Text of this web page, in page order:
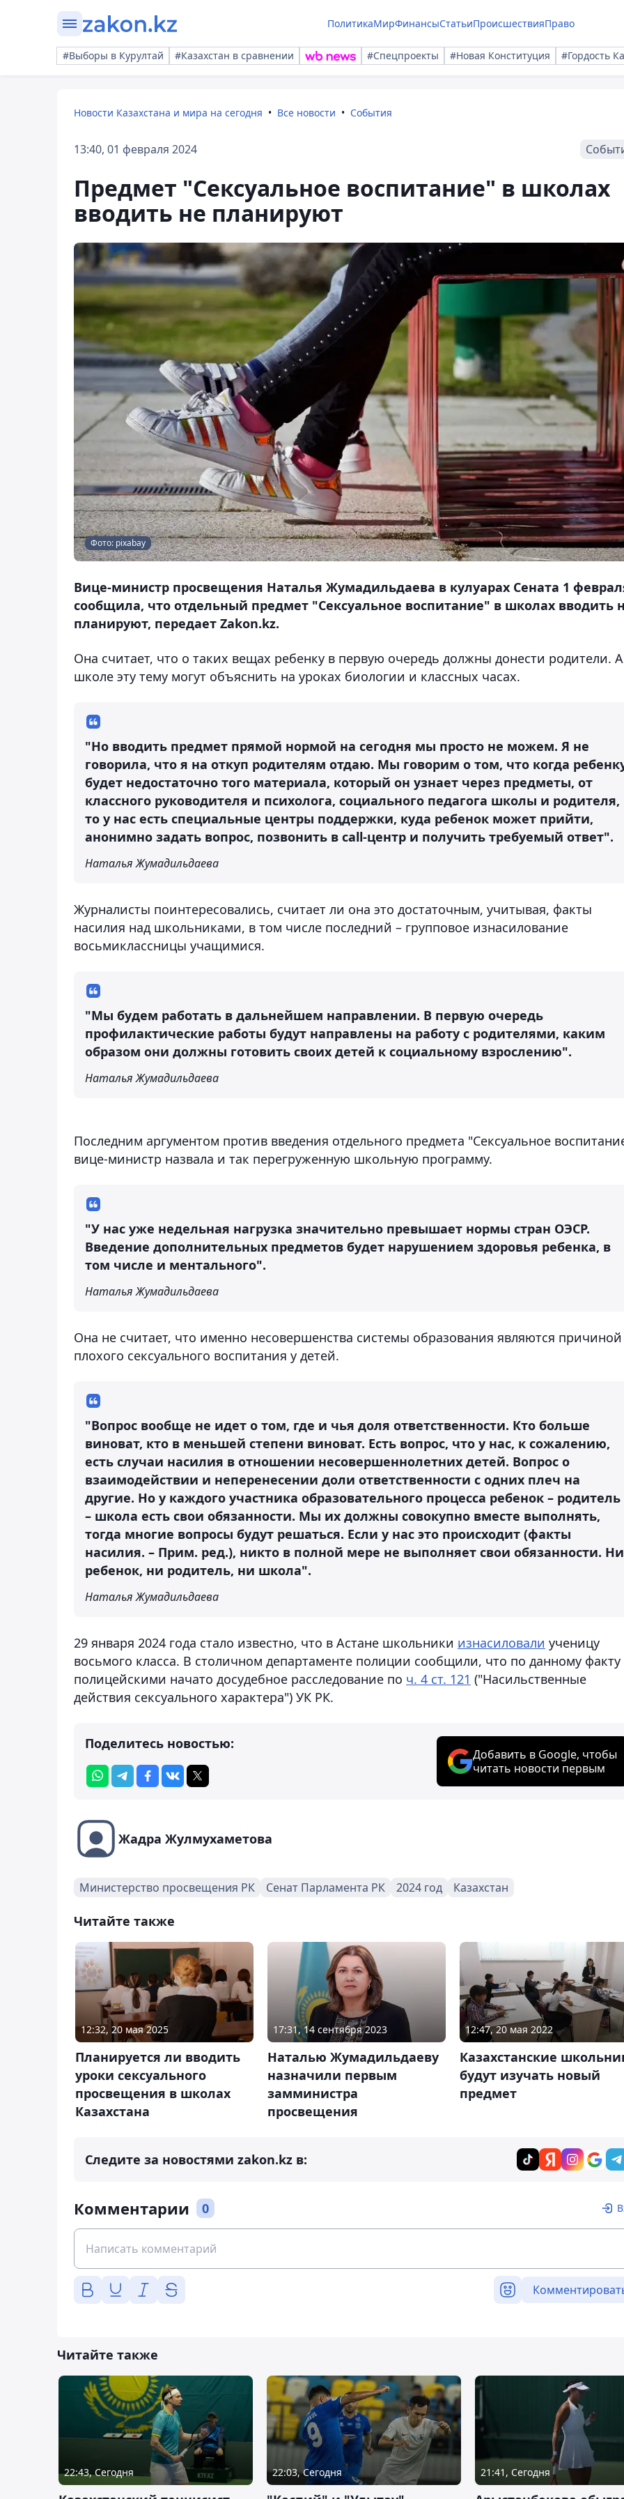
ПолитикаМирФинансыСтатьиПроисшествияПраво
#Выборы в Курултай #Казахстан в сравнении #Спецпроекты #Новая Конституция #Гордость
Новости Казахстана и мира на сегодня Все новости События
13:40, 01 февраля 2024
Предмет "Сексуальное воспитание" в школах
вводить не планируют
Фото: pixabay
Вице-министр просвещения Наталья Жумадильдаева в кулуарах Сената 1
сообщила, что отдельный предмет "Сексуальное воспитание" в школах вводить
планируют, передает Zakon.kz.
Она считает, что о таких вещах ребенку в первую очередь должны донести родители.
школе эту тему могут объяснить на уроках биологии и классных часах.
"Но вводить предмет прямой нормой на сегодня мы просто не можем. Я не
говорила, что я на откуп родителям отдаю. Мы говорим о том, что когда
будет недостаточно того материала, который он узнает через предметы, от
классного руководителя и психолога, социального педагога школы и родителя,
то у нас есть специальные центры поддержки, куда ребенок может прийти,
анонимно задать вопрос, позвонить в call-центр и получить требуемый ответ".
Наталья Жумадильдаева
Журналисты поинтересовались, считает ли она это достаточным, учитывая, факты
насилия над школьниками, в том числе последний – групповое изнасилование
восьмиклассницы учащимися.
"Мы будем работать в дальнейшем направлении. В первую очередь
профилактические работы будут направлены на работу с родителями, каким
образом они должны готовить своих детей к социальному взрослению".
Наталья Жумадильдаева
Последним аргументом против введения отдельного предмета "Сексуальное
вице-министр назвала и так перегруженную школьную программу.
"У нас уже недельная нагрузка значительно превышает нормы стран ОЭСР.
Введение дополнительных предметов будет нарушением здоровья ребенка, в
том числе и ментального".
Наталья Жумадильдаева
Она не считает, что именно несовершенства системы образования являются причиной
плохого сексуального воспитания у детей.
"Вопрос вообще не идет о том, где и чья доля ответственности. Кто больше
виноват, кто в меньшей степени виноват. Есть вопрос, что у нас, к сожалению,
есть случаи насилия в отношении несовершеннолетних детей. Вопрос о
взаимодействии и неперенесении доли ответственности с одних плеч на
другие. Но у каждого участника образовательного процесса ребенок – родитель
– школа есть свои обязанности. Мы их должны совокупно вместе выполнять,
тогда многие вопросы будут решаться. Если у нас это происходит (факты
насилия. – Прим. ред.), никто в полной мере не выполняет свои обязанности. Ни
ребенок, ни родитель, ни школа".
Наталья Жумадильдаева
29 января 2024 года стало известно, что в Астане школьники изнасиловали ученицу
восьмого класса. В столичном департаменте полиции сообщили, что по данному факту
полицейскими начато досудебное расследование по ч. 4 ст. 121 ("Насильственные
действия сексуального характера") УК РК.
Поделитесь новостью:
Добавить в Google, чтобы
читать новости первым
Жадра Жулмухаметова
Министерство просвещения РК Сенат Парламента РК 2024 год Казахстан
Читайте также
12:32, 20 мая 2025
Планируется ли вводить
уроки сексуального
просвещения в школах
Казахстана
17:31, 14 сентября 2023
Наталью Жумадильдаеву
назначили первым
замминистра
просвещения
12:47, 20 мая 2022
Казахстанские
будут изучать новый
предмет
Следите за новостями zakon.kz в:
Комментарии 0
Читайте также
22:43, Сегодня 22:03, Сегодня 21:41, Сегодня